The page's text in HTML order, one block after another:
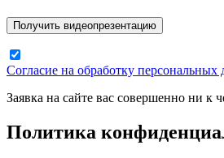
Согласие на обработку персональных
Заявка на сайте вас совершенно ни к
Политика